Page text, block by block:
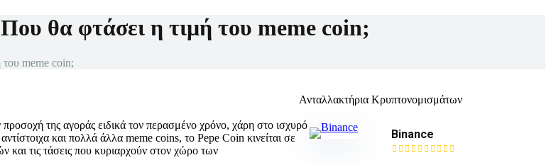
θα φτάσει η τιμή του meme coin;
meme coin;
της αγοράς ειδικά τον περασμένο χρόνο, χάρη στο ισχυρό
και πολλά άλλα meme coins, το Pepe Coin κινείται σε
και τις τάσεις που κυριαρχούν στον χώρο των
Ανταλλακτήρια Κρυπτονομισμάτων
Binance